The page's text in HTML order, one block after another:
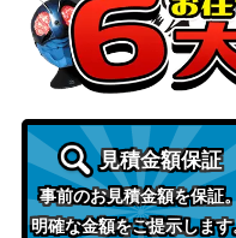
見積金額保証
事前のお見積金額を保証
明確な金額をご提示します